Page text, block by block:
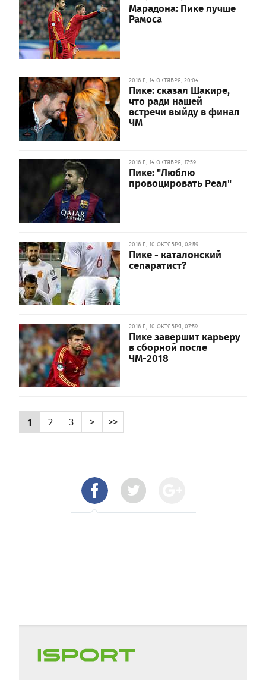
Марадона: Пике лучше
Рамоса
2016 Г., 14 ОКТЯБРЯ, 20:04
Пике: сказал Шакире,
что ради нашей
встречи выйду в финал
ЧМ
2016 Г., 14 ОКТЯБРЯ, 17:59
Пике: "Люблю
провоцировать Реал"
2016 Г., 10 ОКТЯБРЯ, 08:59
Пике - каталонский
сепаратист?
2016 Г., 10 ОКТЯБРЯ, 07:59
Пике завершит карьеру
в сборной после
ЧМ-2018
1 2 3 > >>